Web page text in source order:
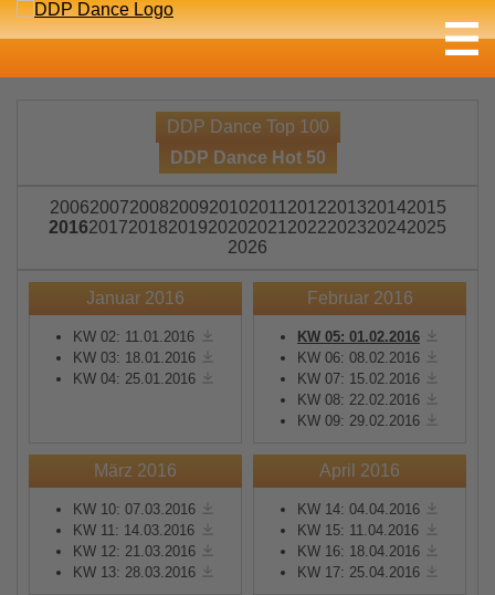
DDP Dance Top 100
DDP Dance Hot 50
200620072008200920102011 2012201320142015
201620172018201920202021 2022202320242025
2026
Januar 2016
KW 02: 11.01.2016
KW 03: 18.01.2016
KW 04: 25.01.2016
Februar 2016
KW 05: 01.02.2016
KW 06: 08.02.2016
KW 07: 15.02.2016
KW 08: 22.02.2016
KW 09: 29.02.2016
März 2016
KW 10: 07.03.2016
KW 11: 14.03.2016
KW 12: 21.03.2016
KW 13: 28.03.2016
April 2016
KW 14: 04.04.2016
KW 15: 11.04.2016
KW 16: 18.04.2016
KW 17: 25.04.2016